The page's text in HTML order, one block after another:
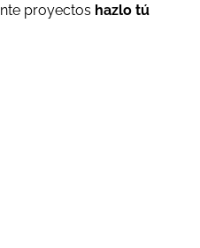
proyectos hazlo tú